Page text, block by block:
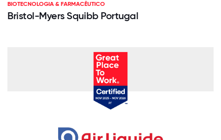
BIOTECNOLOGIA & FARMACÊUTICO
Bristol-Myers Squibb Portugal